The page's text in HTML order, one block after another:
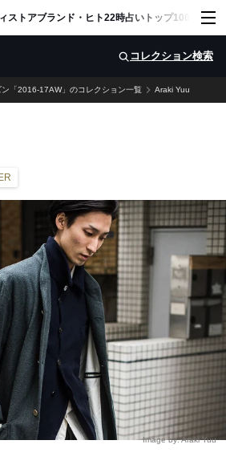
ストアブランド・ヒト22時占い トップ100 スナッ
コレクション検索
ン「2016-17AW」のコレクション一覧 Araki Yuu
Image by: Araki Yuu